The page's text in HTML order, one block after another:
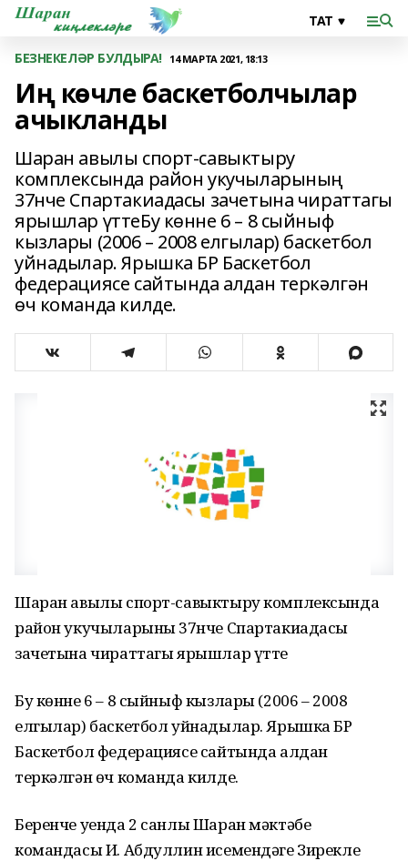
БЕЗНЕКЕЛӘР БУЛДЫРА! 14 МАРТА 2021, 18:13
Иң көчле баскетболчылар
ачыкланды
Шаран авылы спорт-савыктыру
комплексында район укучыларының
37нче Спартакиадасы зачетына чираттагы
ярышлар үттеБу көнне 6 – 8 сыйныф
кызлары (2006 – 2008 елгылар) баскетбол
уйнадылар. Ярышка БР Баскетбол
федерациясе сайтында алдан теркәлгән
өч команда килде.
Шаран авылы спорт-савыктыру комплексында
район укучыларының 37нче Спартакиадасы
зачетына чираттагы ярышлар үтте
Бу көнне 6 – 8 сыйныф кызлары (2006 – 2008
елгылар) баскетбол уйнадылар. Ярышка БР
Баскетбол федерациясе сайтында алдан
теркәлгән өч команда килде.
Беренче уенда 2 санлы Шаран мәктәбе
командасы И. Абдуллин исемендәге Зирекле